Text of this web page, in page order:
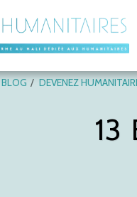
BLOG DEVENEZ
13